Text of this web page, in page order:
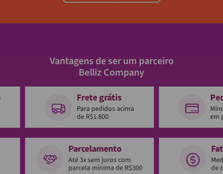
Vantagens de ser um parceiro
Belliz Company
Frete grátis
Para pedidos acima
de R$1.800
Parcelamento
Até 3x sem juros com
parcela mínima de R$300
em
de